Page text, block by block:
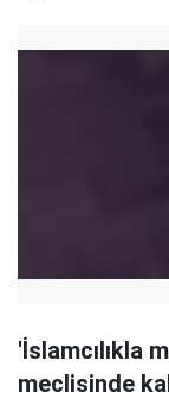
'İslamcılıkla
meclisinde